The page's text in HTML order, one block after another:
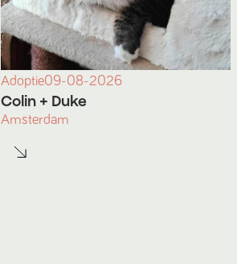
Adoptie09-08-2026
Colin + Duke
Amsterdam